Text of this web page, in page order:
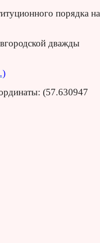
порядка на
дважды
(57.630947